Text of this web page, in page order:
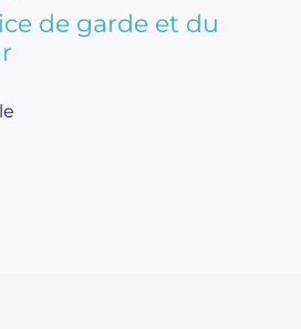
de garde et du